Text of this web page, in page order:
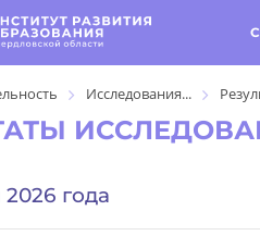
Исследования...
2026 года